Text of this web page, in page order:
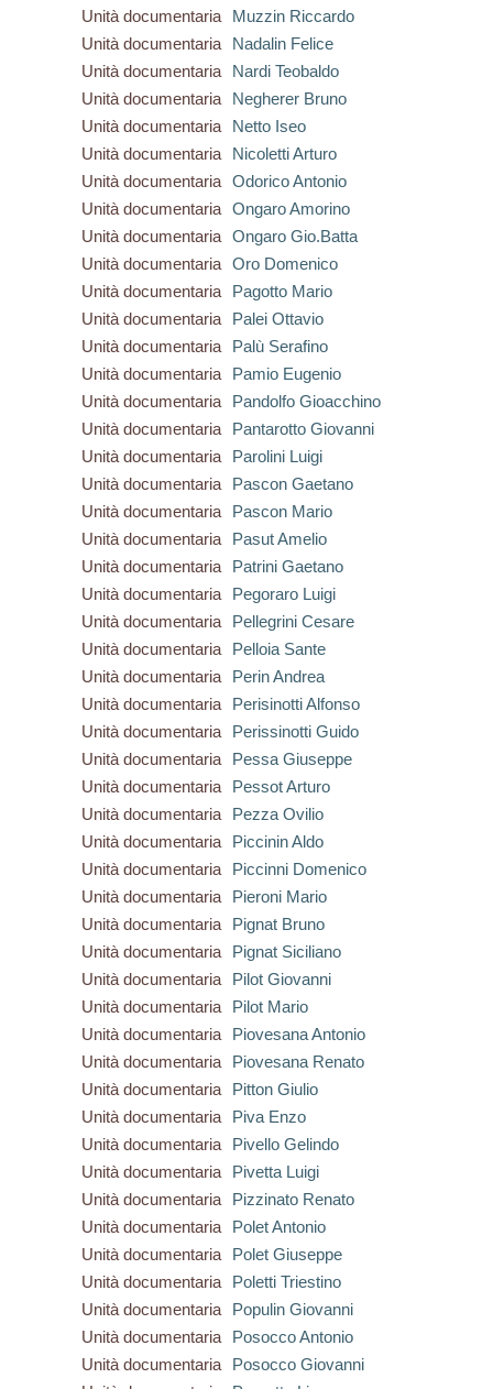
Unità documentaria
Muzzin Riccardo
Unità documentaria
Nadalin Felice
Unità documentaria
Nardi Teobaldo
Unità documentaria
Negherer Bruno
Unità documentaria
Netto Iseo
Unità documentaria
Nicoletti Arturo
Unità documentaria Odorico Antonio
Unità documentaria Ongaro Amorino
Unità documentaria Ongaro Gio.Batta
Unità documentaria Oro Domenico
Unità documentaria
Pagotto Mario
Unità documentaria
Palei Ottavio
Unità documentaria
Palù Serafino
Unità documentaria
Pamio Eugenio
Unità documentaria
Pandolfo Gioacchino
Unità documentaria
Pantarotto Giovanni
Unità documentaria
Parolini Luigi
Unità documentaria
Pascon Gaetano
Unità documentaria
Pascon Mario
Unità documentaria
Pasut Amelio
Unità documentaria
Patrini Gaetano
Unità documentaria
Pegoraro Luigi
Unità documentaria
Pellegrini Cesare
Unità documentaria
Pelloia Sante
Unità documentaria
Perin Andrea
Unità documentaria
Perisinotti Alfonso
Unità documentaria
Perissinotti Guido
Unità documentaria
Pessa Giuseppe
Unità documentaria
Pessot Arturo
Unità documentaria
Pezza Ovilio
Unità documentaria
Piccinin Aldo
Unità documentaria
Piccinni Domenico
Unità documentaria
Pieroni Mario
Unità documentaria
Pignat Bruno
Unità documentaria
Pignat Siciliano
Unità documentaria
Pilot Giovanni
Unità documentaria
Pilot Mario
Unità documentaria
Piovesana Antonio
Unità documentaria
Piovesana Renato
Unità documentaria
Pitton Giulio
Unità documentaria
Piva Enzo
Unità documentaria
Pivello Gelindo
Unità documentaria
Pivetta Luigi
Unità documentaria
Pizzinato Renato
Unità documentaria
Polet Antonio
Unità documentaria
Polet Giuseppe
Unità documentaria
Poletti Triestino
Unità documentaria
Populin Giovanni
Unità documentaria
Posocco Antonio
Unità documentaria
Posocco Giovanni